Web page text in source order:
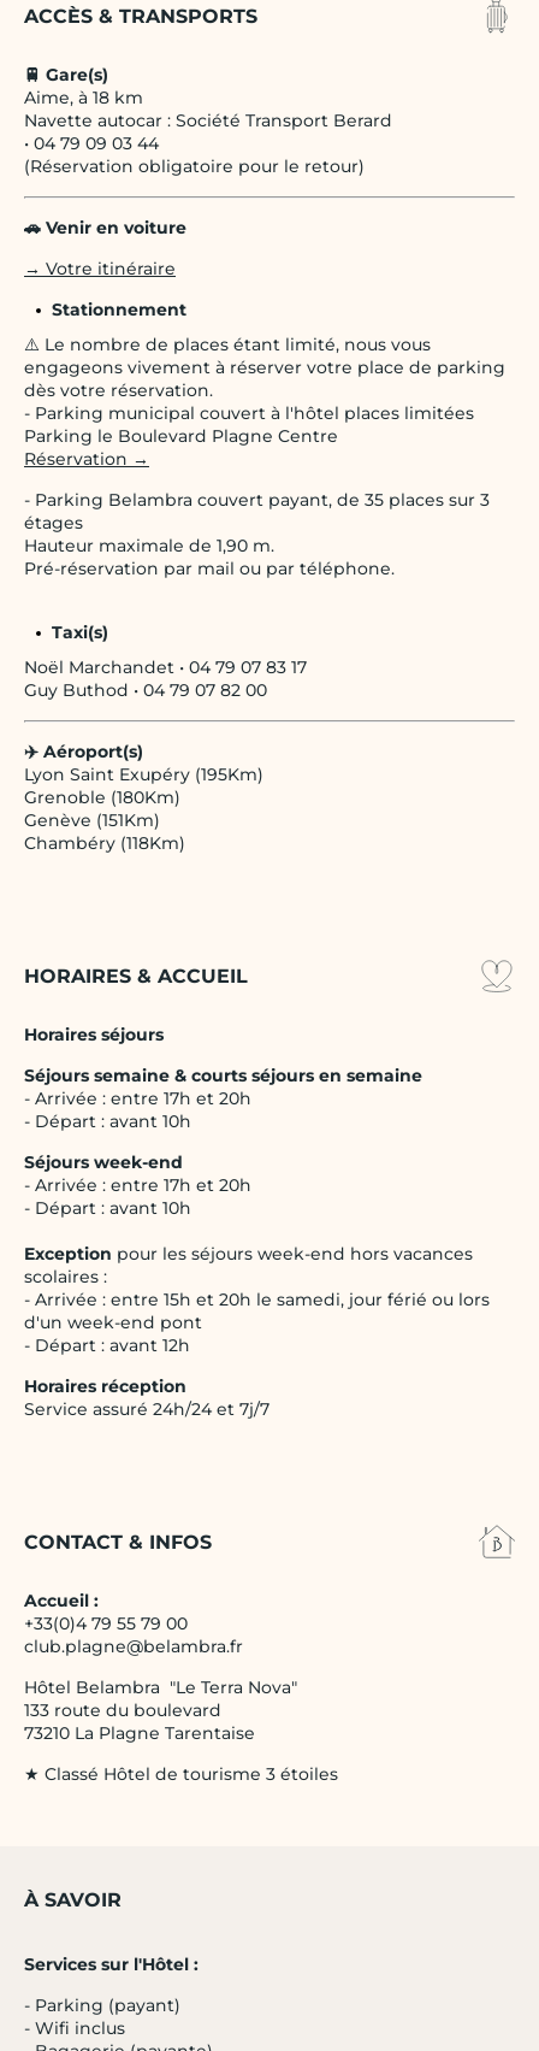
ACCÈS & TRANSPORTS
🚆 Gare(s)
Aime, à 18 km
Navette autocar : Société Transport Berard
• 04 79 09 03 44
(Réservation obligatoire pour le retour)
🚗 Venir en voiture
→ Votre itinéraire
Stationnement
⚠️ Le nombre de places étant limité, nous vous
engageons vivement à réserver votre place de parking
dès votre réservation.
- Parking municipal couvert à l'hôtel places limitées
Parking le Boulevard Plagne Centre
Réservation →
- Parking Belambra couvert payant, de 35 places sur 3
étages
Hauteur maximale de 1,90 m.
Pré-réservation par mail ou par téléphone.
Taxi(s)
Noël Marchandet • 04 79 07 83 17
Guy Buthod • 04 79 07 82 00
✈️ Aéroport(s)
Lyon Saint Exupéry (195Km)
Grenoble (180Km)
Genève (151Km)
Chambéry (118Km)
HORAIRES & ACCUEIL
Horaires séjours
Séjours semaine & courts séjours en semaine
- Arrivée : entre 17h et 20h
- Départ : avant 10h
Séjours week-end
- Arrivée : entre 17h et 20h
- Départ : avant 10h
Exception pour les séjours week-end hors vacances
scolaires :
- Arrivée : entre 15h et 20h le samedi, jour férié ou lors
d'un week-end pont
- Départ : avant 12h
Horaires réception
Service assuré 24h/24 et 7j/7
CONTACT & INFOS
Accueil :
+33(0)4 79 55 79 00
club.plagne@belambra.fr
Hôtel Belambra "Le Terra Nova"
133 route du boulevard
73210 La Plagne Tarentaise
★ Classé Hôtel de tourisme 3 étoiles
À SAVOIR
Services sur l'Hôtel :
- Parking (payant)
- Wifi inclus